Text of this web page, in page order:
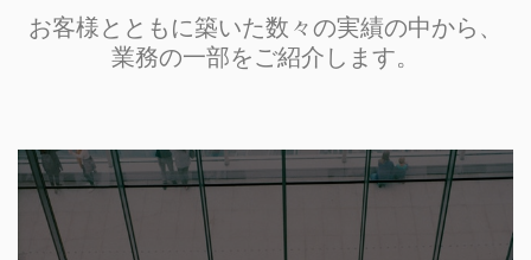
お客様とともに築いた数々の実績の中から、
業務の一部をご紹介します。